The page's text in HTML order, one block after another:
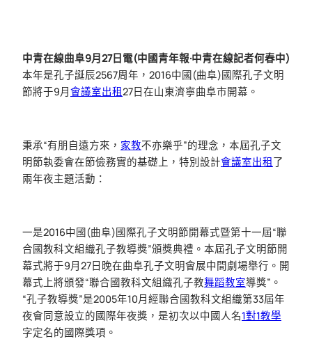
中青在線曲阜9月27日電(中國青年報·中青在線記者何春中)
本年是孔子誕辰2567周年，2016中國(曲阜)國際孔子文明
節將于9月會議室出租27日在山東濟寧曲阜市開幕。
秉承“有朋自遠方來， 家教不亦樂乎”的理念，本屆孔子文
明節執委會在節儉務實的基礎上，特別設計會議室出租了
兩年夜主題活動：
一是2016中國(曲阜)國際孔子文明節開幕式暨第十一屆“聯
合國教科文組織孔子教導獎”頒獎典禮。本屆孔子文明節開
幕式將于9月27日晚在曲阜孔子文明會展中間劇場舉行。開
幕式上將頒發“聯合國教科文組織孔子教舞蹈教室導獎”。
“孔子教導獎”是2005年10月經聯合國教科文組織第33屆年
夜會同意設立的國際年夜獎，是初次以中國人名1對1教學
字定名的國際獎項。